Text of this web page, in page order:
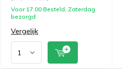
Voor 17.00 Besteld, Zaterdag
bezorgd
Vergelijk